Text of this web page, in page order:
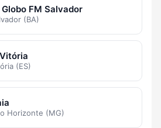
FM Salvador
(BA)
(ES)
Horizonte (MG)